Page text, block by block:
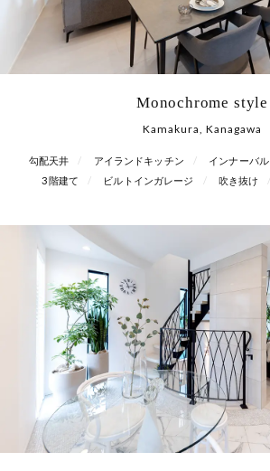
Monochrome style
Kamakura, Kanagawa
勾配天井 アイランドキッチン インナーバ
3階建て
ビルトインガレージ 吹き抜け